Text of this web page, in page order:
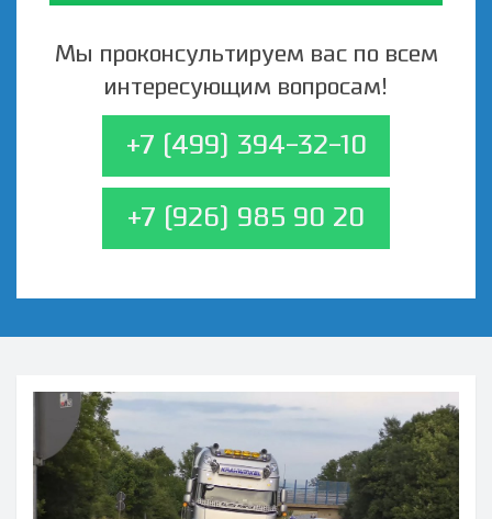
Мы проконсультируем вас по всем
интересующим вопросам!
+7 (499) 394-32-10
+7 (926) 985 90 20